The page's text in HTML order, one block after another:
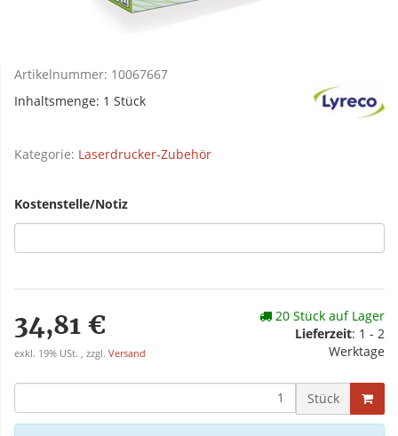
Artikelnummer: 10067667
Inhaltsmenge: 1 Stück
Kategorie: Laserdrucker-Zubehör
Kostenstelle/Notiz
34,81 €
exkl. 19% USt. , zzgl. Versand
20 Stück auf Lager
Lieferzeit: 1 - 2
Werktage
Stück